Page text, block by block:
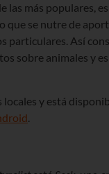
las más populares,
que se nutre de
particulares. Así
sobre animales y
locales y está
.